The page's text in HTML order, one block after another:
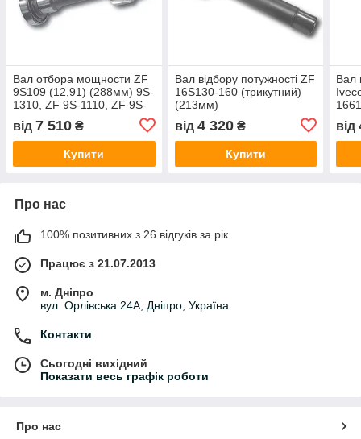
Вал отбора мощности ZF
9S109 (12,91) (288мм) 9S-
1310, ZF 9S-1110, ZF 9S-
16S109, ZF 9S-1115
від 7 510 ₴
Купити
Вал відбору потужності ZF
16S130-160 (трикутний)
(213мм)
від 4 320₴
Купити
Вал
від
Про нас
100% позитивних з 26 відгуків за рік
Працює з 21.07.2013
м. Дніпро
вул. Орлівська 24А, Дніпро, Україна
Контакти
Сьогодні вихідний
Показати весь графік роботи
Про нас